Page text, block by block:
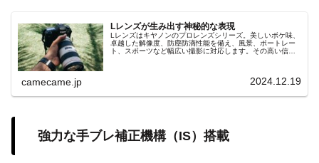
Lレンズが生み出す神秘的な表現
Lレンズはキヤノンのプロレンズシリーズ。美しいボケ味、
卓越した解像度、防塵防滴性能を備え、風景、ポートレー
ト、スポーツなど幅広い撮影に対応します。その高い信頼
camecame.jp 2024.12.19
強力な手ブレ補正機構（IS）搭載